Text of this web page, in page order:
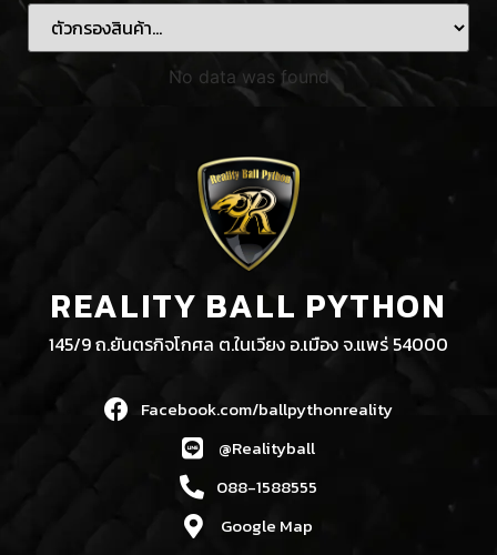
No data was found
REALITY BALL PYTHON
145/9 ถ.ยันตรกิจโกศล ต.ในเวียง อ.เมือง จ.แพร่ 54000
Facebook.com/ballpythonreality
@Realityball
088-1588555
Google Map